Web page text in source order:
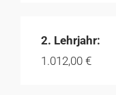
2. Lehrjahr:
1.012,00 €